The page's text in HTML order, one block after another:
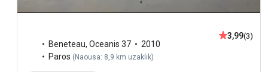
Beneteau, Oceanis 37
2010
Paros (Naousa: 8,9 km uzaklık)
3,99(3)